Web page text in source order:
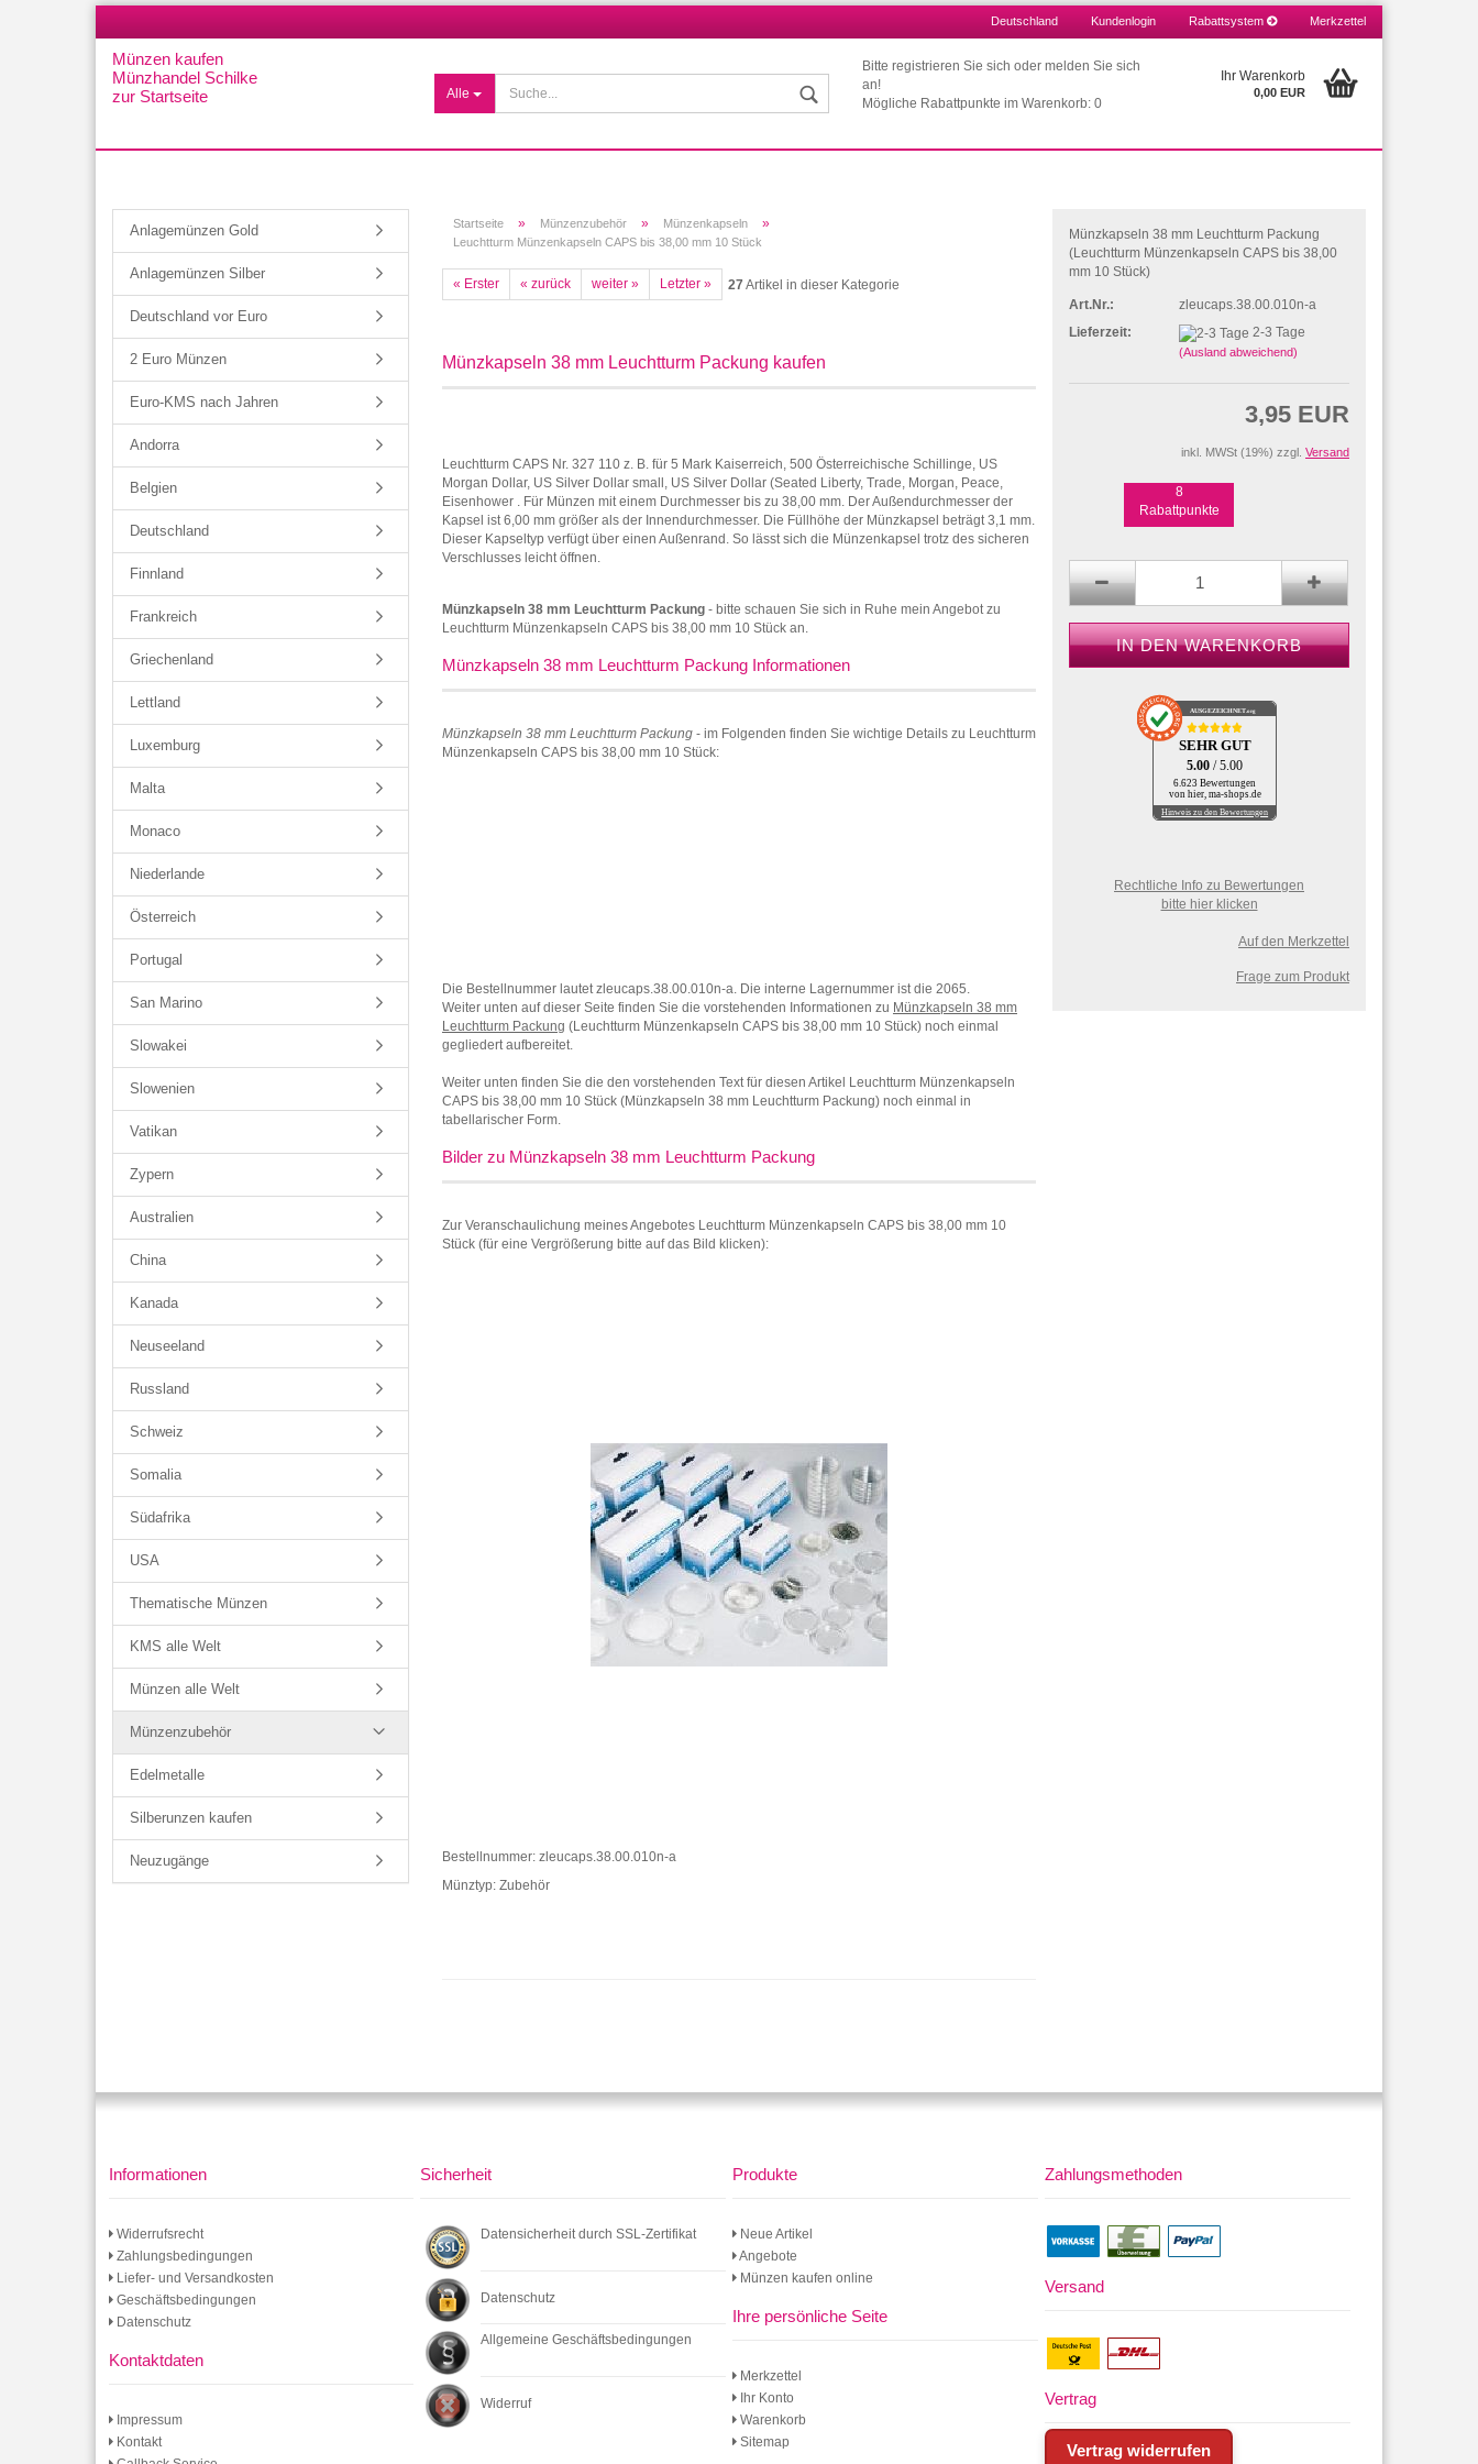
Deutschland
Wohnort
Kundenlogin Rabattsystem Merkzettel
Münzen kaufen
Münzhandel Schilke
zur Startseite
Alle
Bitte registrieren Sie sich oder melden Sie sich
an!
Mögliche Rabattpunkte im Warenkorb: 0
Ihr Warenkorb
0,00 EUR
Startseite » Münzenzubehör » Münzenkapseln »
Leuchtturm Münzenkapseln CAPS bis 38,00 mm 10 Stück
« Erster « zurück weiter » Letzter » 27 Artikel in dieser Kategorie
Münzkapseln 38 mm Leuchtturm Packung kaufen
Leuchtturm CAPS Nr. 327 110 z. B. für 5 Mark Kaiserreich, 500 Österreichische Schillinge, US
Morgan Dollar, US Silver Dollar small, US Silver Dollar (Seated Liberty, Trade, Morgan, Peace,
Eisenhower . Für Münzen mit einem Durchmesser bis zu 38,00 mm. Der Außendurchmesser der
Kapsel ist 6,00 mm größer als der Innendurchmesser. Die Füllhöhe der Münzkapsel beträgt 3,1 mm.
Dieser Kapseltyp verfügt über einen Außenrand. So lässt sich die Münzenkapsel trotz des sicheren
Verschlusses leicht öffnen.
Münzkapseln 38 mm Leuchtturm Packung - bitte schauen Sie sich in Ruhe mein Angebot zu
Leuchtturm Münzenkapseln CAPS bis 38,00 mm 10 Stück an.
Münzkapseln 38 mm Leuchtturm Packung Informationen
Münzkapseln 38 mm Leuchtturm Packung - im Folgenden finden Sie wichtige Details zu Leuchtturm
Münzenkapseln CAPS bis 38,00 mm 10 Stück:
Die Bestellnummer lautet zleucaps.38.00.010n-a. Die interne Lagernummer ist die 2065.
Weiter unten auf dieser Seite finden Sie die vorstehenden Informationen zu Münzkapseln 38 mm
Leuchtturm Packung (Leuchtturm Münzenkapseln CAPS bis 38,00 mm 10 Stück) noch einmal
gegliedert aufbereitet.
Weiter unten finden Sie die den vorstehenden Text für diesen Artikel Leuchtturm Münzenkapseln
CAPS bis 38,00 mm 10 Stück (Münzkapseln 38 mm Leuchtturm Packung) noch einmal in
tabellarischer Form.
Bilder zu Münzkapseln 38 mm Leuchtturm Packung
Zur Veranschaulichung meines Angebotes Leuchtturm Münzenkapseln CAPS bis 38,00 mm 10
Stück (für eine Vergrößerung bitte auf das Bild klicken):
Münzkapseln 38 mm Leuchtturm Packung
(Leuchtturm Münzenkapseln CAPS bis 38,00
mm 10 Stück)
Art.Nr.:
zleucaps.38.00.010n-a
Lieferzeit:
2-3 Tage
(Ausland abweichend)
3,95 EUR
inkl. MWSt (19%) zzgl. Versand
8
Rabattpunkte
AUSGEZEICHNET.org
SEHR GUT
5.00/ 5.00
6.623 Bewertungen
von hier, ma-shops.de
Hinweis zu den Bewertungen
Rechtliche Info zu Bewertungen
bitte hier klicken
Auf den Merkzettel
Frage zum Produkt
Bestellnummer: zleucaps.38.00.010n-a
Münztyp: Zubehör
Anlagemünzen Gold
Anlagemünzen Silber
Deutschland vor Euro
2 Euro Münzen
Euro-KMS nach Jahren
Andorra
Belgien
Deutschland
Finnland
Frankreich
Griechenland
Lettland
Luxemburg
Malta
Monaco
Niederlande
Österreich
Portugal
San Marino
Slowakei
Slowenien
Vatikan
Zypern
Australien
China
Kanada
Neuseeland
Russland
Schweiz
Somalia
Südafrika
USA
Thematische Münzen
KMS alle Welt
Münzen alle Welt
Münzenzubehör
Edelmetalle
Silberunzen kaufen
Neuzugänge
Informationen
Widerrufsrecht
Zahlungsbedingungen
Liefer- und Versandkosten
Geschäftsbedingungen
Datenschutz
Kontaktdaten
Impressum
Kontakt
Sicherheit
Datensicherheit durch SSL-Zertifikat
Datenschutz
Allgemeine Geschäftsbedingungen
Widerruf
Produkte
Neue Artikel
Angebote
Münzen kaufen online
Ihre persönliche Seite
Merkzettel
Ihr Konto
Warenkorb
Sitemap
Zahlungsmethoden
Versand
Vertrag
Vertrag widerrufen